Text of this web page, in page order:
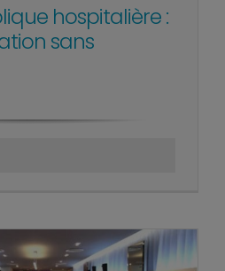
hospitalière :
sans